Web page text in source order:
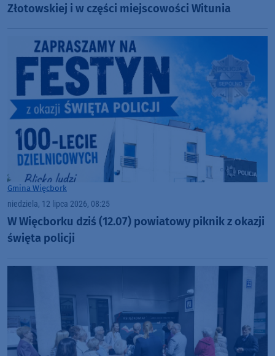
Złotowskiej i w części miejscowości Witunia
Gmina Więcbork
niedziela, 12 lipca 2026, 08:25
W Więcborku dziś (12.07) powiatowy piknik z okazji
święta policji